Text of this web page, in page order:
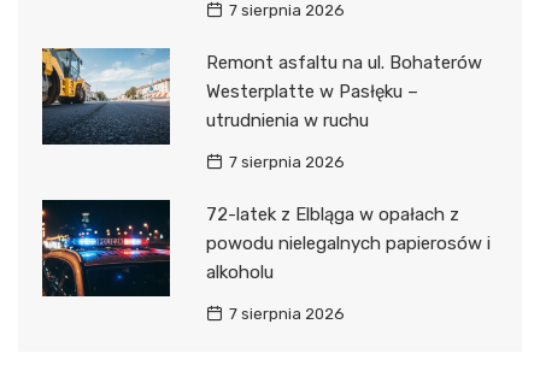
7 sierpnia 2026
Remont asfaltu na ul. Bohaterów
Westerplatte w Pasłęku –
utrudnienia w ruchu
7 sierpnia 2026
72-latek z Elbląga w opałach z
powodu nielegalnych papierosów i
alkoholu
7 sierpnia 2026